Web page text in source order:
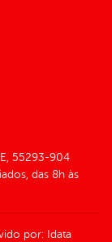
55293-904
das 8h às
por: Idata